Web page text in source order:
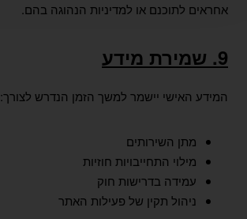
אחראים לתוכנם או למדיניות הנהוגה בהם.
9. שמירת מידע
המידע האישי יישמר למשך הזמן הנדרש לצורך:
מתן השירותים
מילוי התחייבויות חוזיות
עמידה בדרישות חוק
ניהול תקין של פעילות האתר